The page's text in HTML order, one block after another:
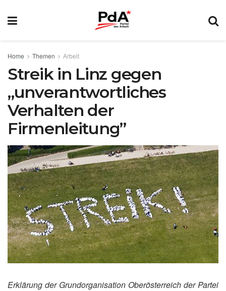
Home Themen Arbeit
Streik in Linz gegen
„unverantwortliches
Verhalten der
Firmenleitung”
Erklärung der Grundorganisation Oberösterreich der Partei